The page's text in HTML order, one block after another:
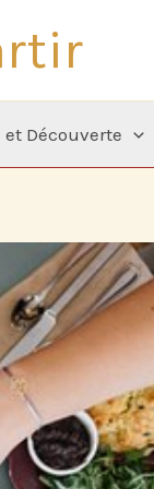
et Découverte